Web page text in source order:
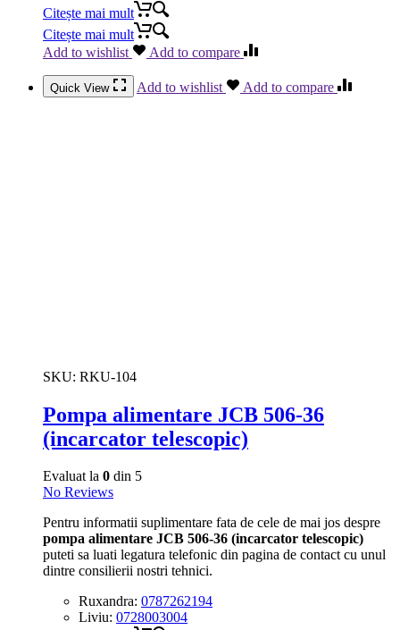
Citește mai mult
Citește mai mult
Add to wishlist
Add to compare
Quick View Add to wishlist Add to compare
SKU: RKU-104
Pompa alimentare JCB 506-36
(incarcator telescopic)
Evaluat la 0 din 5
No Reviews
Pentru informatii suplimentare fata de cele de mai jos despre
pompa alimentare JCB 506-36 (incarcator telescopic)
puteti sa luati legatura telefonic din pagina de contact cu unul
dintre consilierii nostri tehnici.
Ruxandra: 0787262194
Liviu: 0728003004